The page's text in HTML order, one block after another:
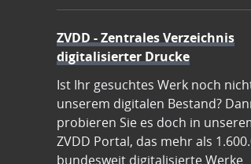
ZVDD - Zentrales Verzeichnis
digitalisierter Drucke
Ist Ihr gesuchtes Werk noch
unserem digitalen Bestand?
probieren Sie es doch in
ZVDD Portal, das mehr als
bundesweit digitalisierte Werke